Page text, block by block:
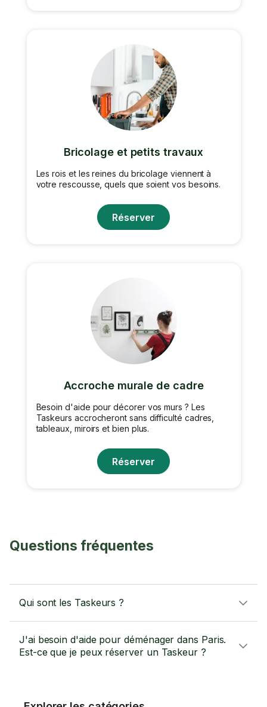
Bricolage et petits travaux
Les rois et les reines du bricolage viennent à
votre rescousse, quels que soient vos besoins.
Réserver
Accroche murale de cadre
Besoin d'aide pour décorer vos murs ? Les
Taskeurs accrocheront sans difficulté cadres,
tableaux, miroirs et bien plus.
Réserver
Questions fréquentes
Qui sont les Taskeurs ?
J'ai besoin d'aide pour déménager dans Paris.
Est-ce que je peux réserver un Taskeur ?